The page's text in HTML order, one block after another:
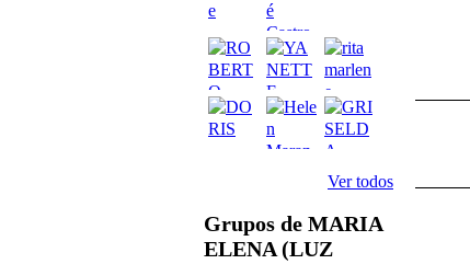
Ver todos
Grupos de MARIA
ELENA (LUZ